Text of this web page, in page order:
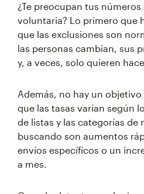
¿Te preocupan tus
voluntaria? Lo primero que
que las exclusiones son
las personas cambian, sus
y, a veces, solo quieren
Además, no hay un
que las tasas varían según
de listas y las categorías de
buscando son aumentos
envíos específicos o un
a mes.